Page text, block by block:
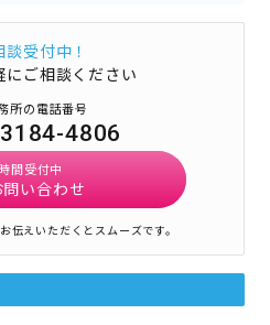
談受付中！
にご相談ください
所の電話番号
4806
間受付中
問い合わせ
えいただくとスムーズです。